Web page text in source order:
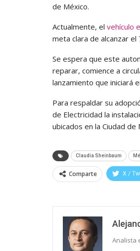
de México.
Actualmente, el vehículo
meta clara de alcanzar
Se espera que este
reparar, comience a
lanzamiento que iniciará
Para respaldar su
de Electricidad la
ubicados en la Ciudad
Claudia Sheinbaum
Comparte X /
Analista